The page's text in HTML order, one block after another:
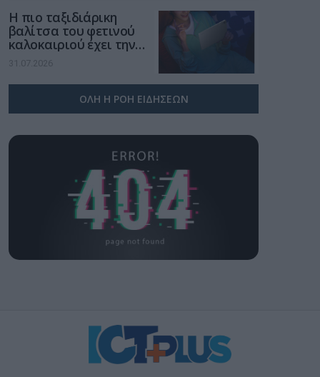
Η πιο ταξιδιάρικη
βαλίτσα του φετινού
καλοκαιριού έχει την
υπογραφή της Xiaomi
31.07.2026
ΟΛΗ Η ΡΟΗ ΕΙΔΗΣΕΩΝ